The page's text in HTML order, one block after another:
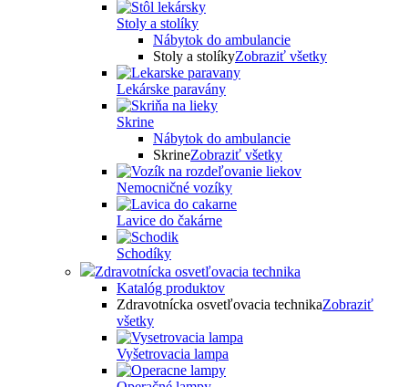
Stoly a stolíky
Nábytok do ambulancie
Stoly a stolíkyZobraziť všetky
Lekárske paravány
Skrine
Nábytok do ambulancie
SkrineZobraziť všetky
Nemocničné vozíky
Lavice do čakárne
Schodíky
Zdravotnícka osvetľovacia technika
Katalóg produktov
Zdravotnícka osvetľovacia technikaZobraziť
všetky
Vyšetrovacia lampa